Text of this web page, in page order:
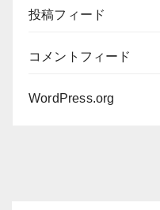
投稿フィード
コメントフィード
WordPress.org